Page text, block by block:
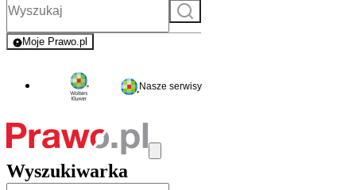
Szukaj
Moje Prawo.pl
- rejestracja i logowanie do serwisu
Nasze serwisy
Wyszukiwarka